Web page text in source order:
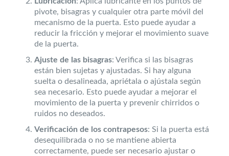
pivote, bisagras y cualquier otra parte móvil del
mecanismo de la puerta. Esto puede ayudar a
reducir la fricción y mejorar el movimiento suave
de la puerta.
Ajuste de las bisagras: Verifica si las bisagras
están bien sujetas y ajustadas. Si hay alguna
suelta o desalineada, apriétala o ajústala según
sea necesario. Esto puede ayudar a mejorar el
movimiento de la puerta y prevenir chirridos o
ruidos no deseados.
Verificación de los contrapesos: Si la puerta está
desequilibrada o no se mantiene abierta
correctamente, puede ser necesario ajustar o